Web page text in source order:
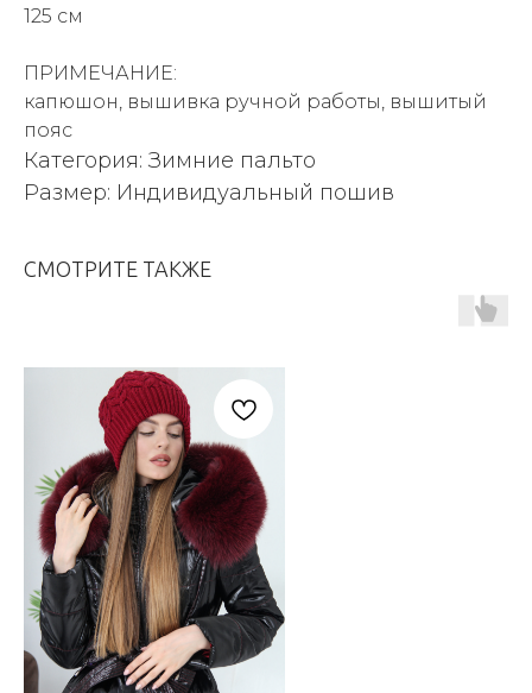
125 см
ПРИМЕЧАНИЕ:
капюшон, вышивка ручной работы, вышитый
пояс
Категория: Зимние пальто
Размер: Индивидуальный пошив
СМОТРИТЕ ТАКЖЕ